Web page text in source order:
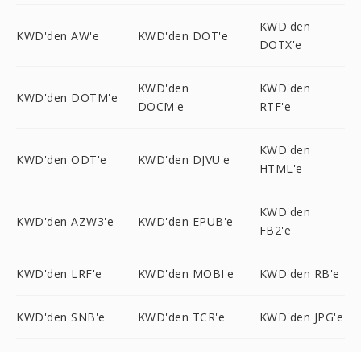
KWD'den AW'e KWD'den DOT'e
KWD'den
DOTX'e
KWD'den DOTM'e
KWD'den
DOCM'e
KWD'den
RTF'e
KWD'den ODT'e KWD'den DJVU'e
KWD'den
HTML'e
KWD'den AZW3'e KWD'den EPUB'e
KWD'den
FB2'e
KWD'den LRF'e KWD'den MOBI'e KWD'den RB'e
KWD'den SNB'e KWD'den TCR'e KWD'den JPG'e